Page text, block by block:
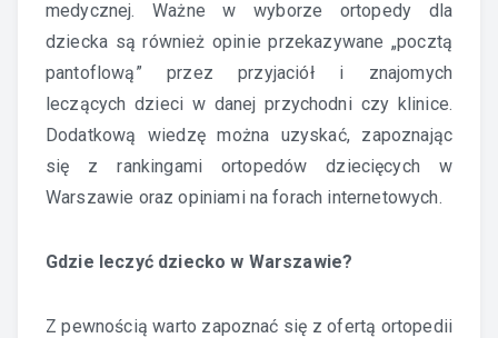
medycznej. Ważne w wyborze ortopedy dla
dziecka są również opinie przekazywane „pocztą
pantoflową” przez przyjaciół i znajomych
leczących dzieci w danej przychodni czy klinice.
Dodatkową wiedzę można uzyskać, zapoznając
się z rankingami ortopedów dziecięcych w
Warszawie oraz opiniami na forach internetowych.
Gdzie leczyć dziecko w Warszawie?
Z pewnością warto zapoznać się z ofertą ortopedii